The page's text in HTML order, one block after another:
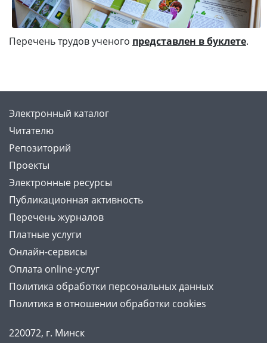
Перечень трудов ученого представлен в буклете.
Электронный каталог
Читателю
Репозиторий
Проекты
Электронные ресурсы
Публикационная активность
Перечень журналов
Платные услуги
Онлайн-сервисы
Оплата online-услуг
Политика обработки персональных данных
Политика в отношении обработки cookies
220072, г. Минск